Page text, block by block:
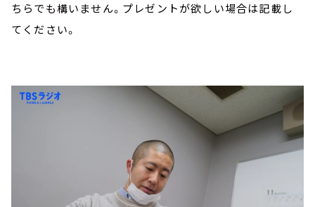
ちらでも構いません。プレゼントが欲しい場合は記載し
てください。